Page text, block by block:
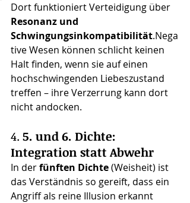
Dort funktioniert Verteidigung über
Resonanz und
Schwingungsinkompatibilität.Nega
tive Wesen können schlicht keinen
Halt finden, wenn sie auf einen
hochschwingenden Liebeszustand
treffen – ihre Verzerrung kann dort
nicht andocken.
4. 5. und 6. Dichte:
Integration statt Abwehr
In der fünften Dichte (Weisheit) ist
das Verständnis so gereift, dass ein
Angriff als reine Illusion erkannt